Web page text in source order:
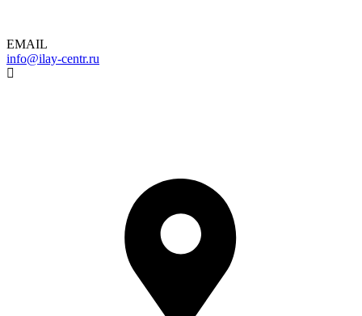
EMAIL
info@ilay-centr.ru